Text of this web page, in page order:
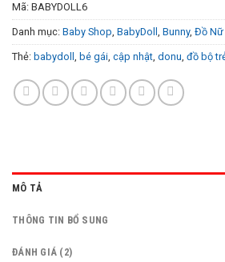
Mã: BABYDOLL6
Danh mục: Baby Shop, BabyDoll , Bunny, Đồ Nữ
Thẻ: babydoll , bé gái, cập nhật, donu, đồ bộ
MÔ TẢ
THÔNG TIN BỔ SUNG
ĐÁNH GIÁ (2)